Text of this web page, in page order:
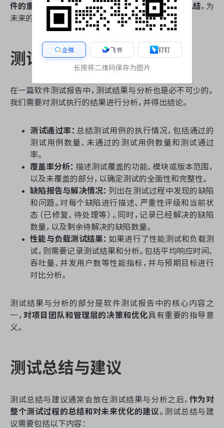
件的重要依据。同时还有助于项目团队进行回顾和总结，为
未来的软件开发和测试工作提供经验教训。
测试结果与分析
在一篇软件测试报告中，测试结果与分析也是必不可少的。
我们需要对测试执行的结果进行分析，并得出结论。
测试通过率： 总结测试用例的执行情况，包括通过的
测试用例数量、未通过的测试用例数量和测试通过
率。
覆盖率分析： 描述测试覆盖的功能、模块或版本范围，
以及未覆盖的部分，以确定测试的全面性和完整性。
缺陷报告与解决情况： 列出在测试过程中发现的缺陷
和问题。对每个缺陷进行描述、严重性评级和当前状
态（已修复、待处理等）。同时，记录已经解决的缺陷
数量，以及剩余待解决的缺陷数量。
性能与负载测试结果： 如果进行了性能测试和负载测
试，则需要记录测试结果和分析。包括平均响应时间、
吞吐量、并发用户数等性能指标，并与预期目标进行
对比分析。
测试结果与分析的部分是软件测试报告中的核心内容之
一，对项目团队和管理层的决策和优化具有重要的指导意
义。
测试总结与建议
测试总结与建议通常会放在测试结果与分析之后， 作为对
整个测试过程的总结和对未来优化的建议。测试总结与建
议需要包括以下内容：
企微 飞书 钉钉
长按将二维码保存为图片